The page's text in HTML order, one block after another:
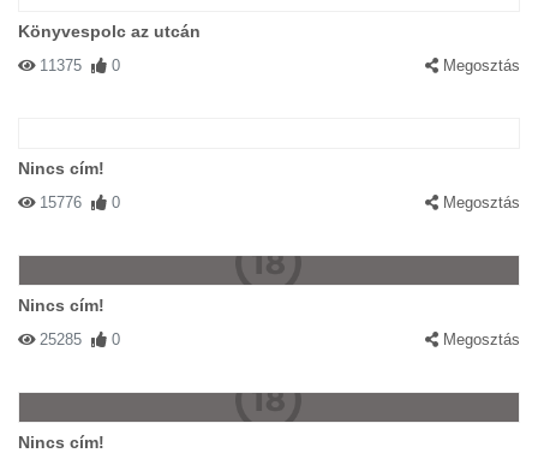
Könyvespolc az utcán
11375 0 Megosztás
Nincs cím!
15776 0 Megosztás
Nincs cím!
25285 0 Megosztás
Nincs cím!